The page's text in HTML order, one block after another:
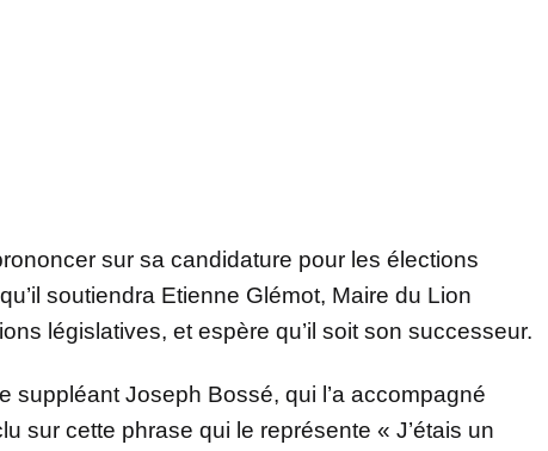
sur sa candidature pour les élections
soutiendra Etienne Glémot, Maire du Lion
législatives, et espère qu’il soit son successeur.
suppléant Joseph Bossé, qui l’a accompagné
sur cette phrase qui le représente « J’étais un